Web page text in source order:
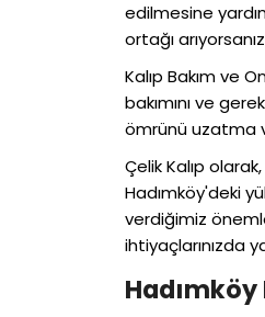
edilmesine
ortağı
Kalıp Bakım ve
bakımını ve
ömrünü uzatma
Çelik Kalıp
Hadımköy'deki
verdiğimiz
ihtiyaçlarınızda
Hadımköy